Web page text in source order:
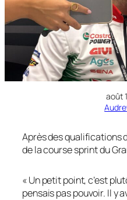
août
Après des qualifications
de la course sprint du
« Un petit point, c’est
pensais pas pouvoir. Il y